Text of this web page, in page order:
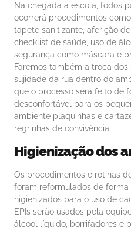
Na chegada à escola, todos
ocorrerá procedimentos
tapete sanitizante, aferição
checklist de saúde, uso de
segurança como máscara e
Faremos também a troca
sujidade da rua dentro do
que o processo será feito de
desconfortável para os
ambiente plaquinhas e
regrinhas de convivência.
Higienização dos
Os procedimentos e rotinas
foram reformulados de
higienizados para o uso de
EPIs serão usados pela
álcool líquido, borrifadores e